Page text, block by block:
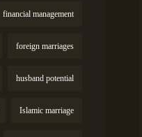
financial management
foreign marriages
husband potential
Islamic marriage